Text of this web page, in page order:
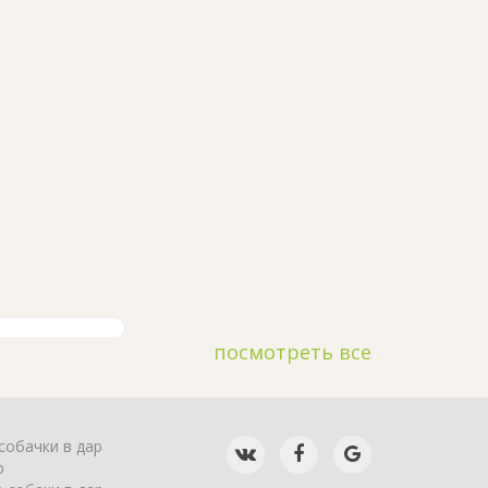
посмотреть все
в дар